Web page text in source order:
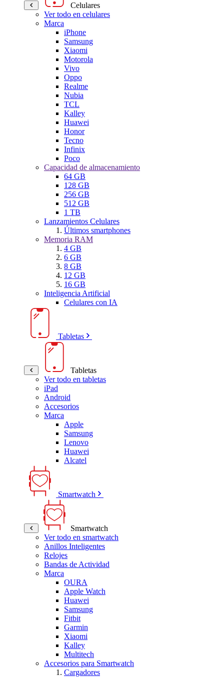
Celulares
Ver todo en celulares
Marca
iPhone
Samsung
Xiaomi
Motorola
Vivo
Oppo
Realme
Nubia
TCL
Kalley
Huawei
Honor
Tecno
Infinix
Poco
Capacidad de almacenamiento
64 GB
128 GB
256 GB
512 GB
1 TB
Lanzamientos Celulares
Últimos smartphones
Memoria RAM
4 GB
6 GB
8 GB
12 GB
16 GB
Inteligencia Artificial
Celulares con IA
Tabletas
Tabletas
Ver todo en tabletas
iPad
Android
Accesorios
Marca
Apple
Samsung
Lenovo
Huawei
Alcatel
Smartwatch
Smartwatch
Ver todo en smartwatch
Anillos Inteligentes
Relojes
Bandas de Actividad
Marca
OURA
Apple Watch
Huawei
Samsung
Fitbit
Garmin
Xiaomi
Kalley
Multitech
Accesorios para Smartwatch
Cargadores